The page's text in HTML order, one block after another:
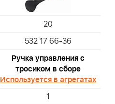
20
532 17 66-36
Ручка управления с
тросиком в сборе
Используется в агрегатах
1